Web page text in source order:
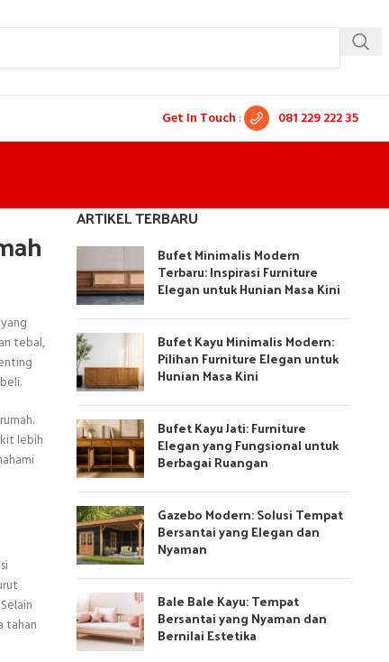
Get In Touch : 081 229 222 35
tebal,
lebih
tahan
ARTIKEL TERBARU
Bufet Minimalis Modern
Terbaru: Inspirasi Furniture
Elegan untuk Hunian Masa Kini
Bufet Kayu Minimalis Modern:
Pilihan Furniture Elegan untuk
Hunian Masa Kini
Bufet Kayu Jati: Furniture
Elegan yang Fungsional untuk
Berbagai Ruangan
Gazebo Modern: Solusi Tempat
Bersantai yang Elegan dan
Nyaman
Bale Bale Kayu: Tempat
Bersantai yang Nyaman dan
Bernilai Estetika